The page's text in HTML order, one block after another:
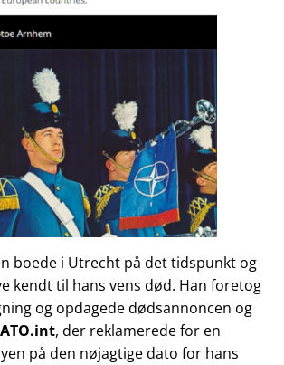
boede i Utrecht på det tidspunkt og
kendt til hans vens død. Han foretog
og opdagede dødsannoncen og
, der reklamerede for en
på den nøjagtige dato for hans